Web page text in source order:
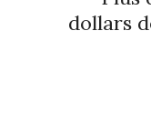
dollars